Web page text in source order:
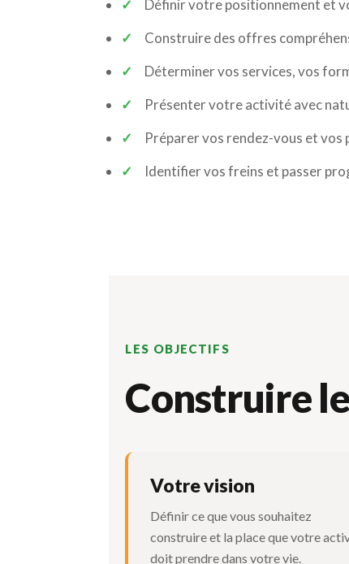
Définir votre positionnement et
Construire des offres
Déterminer vos services, vos
Présenter votre activité avec
Préparer vos rendez-vous et
Identifier vos freins et passer
LES OBJECTIFS
Construire
Votre vision
Définir ce que vous souhaitez
construire et la place que votre
doit prendre dans votre vie.